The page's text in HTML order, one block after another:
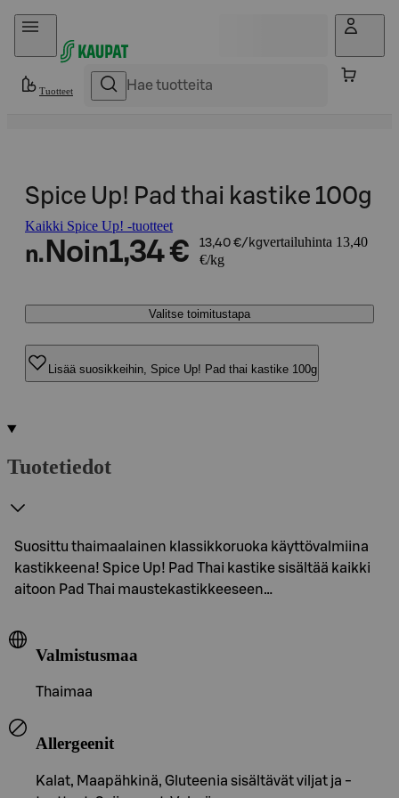
Hyppää sisältöön
Tuotteet
Spice Up! Pad thai kastike 100g
Kaikki Spice Up! -tuotteet
n. Noin1,34 € 13,40 €/kgvertailuhinta 13,40
€/kg
Valitse toimitustapa
Lisää suosikkeihin, Spice Up! Pad thai kastike 100g
Tuotetiedot
Suosittu thaimaalainen klassikkoruoka käyttövalmiina
kastikkeena! Spice Up! Pad Thai kastike sisältää kaikki
aitoon Pad Thai maustekastikkeeseen…
Valmistusmaa
Thaimaa
Allergeenit
Kalat, Maapähkinä, Gluteenia sisältävät viljat ja -